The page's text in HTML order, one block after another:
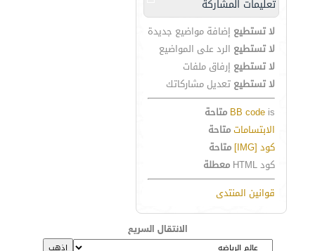
تعليمات المشاركة
لا تستطيع إضافة مواضيع جديدة
لا تستطيع الرد على المواضيع
لا تستطيع إرفاق ملفات
لا تستطيع تعديل مشاركاتك
BB code is
متاحة
الابتساماتمتاحة
كود [IMG]
متاحة
كود HTML
معطلة
قوانين المنتدى
الانتقال السريع